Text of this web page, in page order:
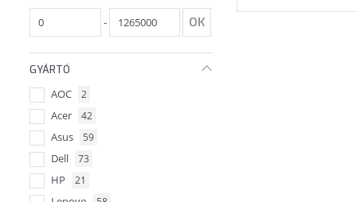
-
GYÁRTÓ
AOC 2
Acer 42
Asus 59
Dell 73
HP 21